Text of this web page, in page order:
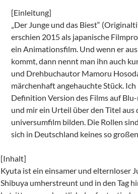
[Einleitung]
„Der Junge und das Biest“
erschien 2015 als japanische
ein Animationsfilm. Und wenn er
kommt, dann nennt man ihn auch
und Drehbuchautor Mamoru
märchenhaft angehauchte Stück.
Definition Version des Films auf
und mir ein Urteil über den Titel aus
universumfilm bilden. Die Rollen
sich in Deutschland keines so
[Inhalt]
Kyuta ist ein einsamer und elternloser
Shibuya umherstreunt und in den Tag